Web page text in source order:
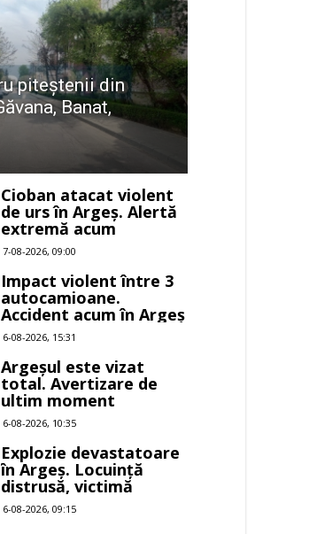
piteștenii din
Banat,
Cioban atacat violent
de urs în Argeș. Alertă
extremă acum
7-08-2026, 09:00
Impact violent între 3
autocamioane.
Accident acum în Argeș
6-08-2026, 15:31
Argeșul este vizat
total. Avertizare de
ultim moment
6-08-2026, 10:35
Explozie devastatoare
în Argeș. Locuință
distrusă, victimă
6-08-2026, 09:15